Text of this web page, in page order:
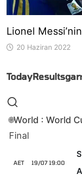
Lionel
20 Haziran 2022
TodayResults
🌐World : World
Final
19/07 19:00
AET